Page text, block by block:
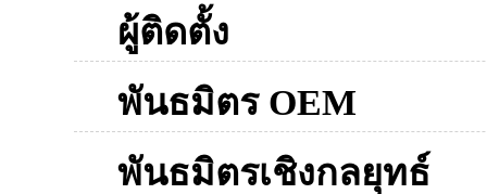
ผู้ติดตั้ง
พันธมิตร OEM
พันธมิตรเชิงกลยุทธ์